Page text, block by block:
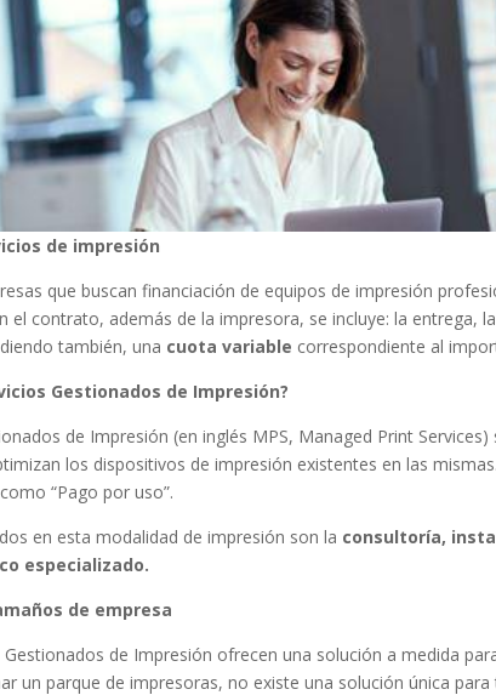
de impresión
que buscan financiación de equipos de impresión
el contrato, además de la impresora, se incluye: la
también, una cuota variable correspondiente al
Gestionados de Impresión?
de Impresión (en inglés MPS, Managed Print
los dispositivos de impresión existentes en las
“Pago por uso”.
en esta modalidad de impresión son la consultoría,
especializado.
de empresa
de Impresión ofrecen una solución a medida
un parque de impresoras, no existe una solución única para